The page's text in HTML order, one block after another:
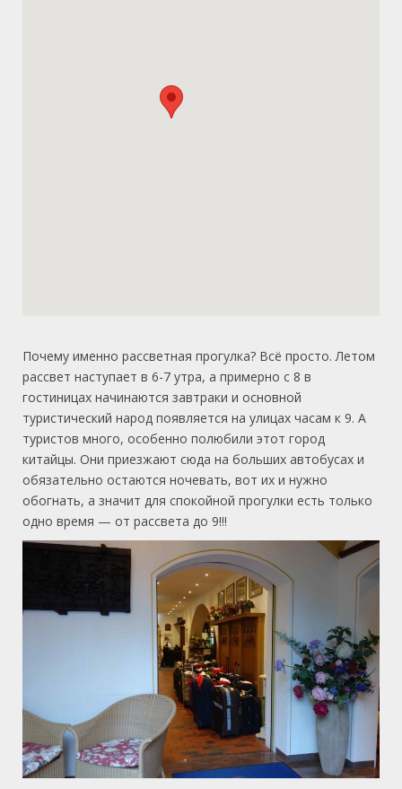
Почему именно рассветная прогулка? Всё просто. Летом
рассвет наступает в 6-7 утра, а примерно с 8 в
гостиницах начинаются завтраки и основной
туристический народ появляется на улицах часам к 9. А
туристов много, особенно полюбили этот город
китайцы. Они приезжают сюда на больших автобусах и
обязательно остаются ночевать, вот их и нужно
обогнать, а значит для спокойной прогулки есть только
одно время — от рассвета до 9!!!